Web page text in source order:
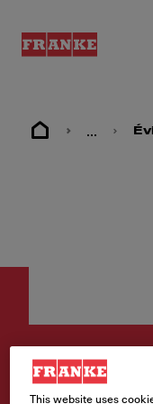
...
Éviers sur pattes
This website uses